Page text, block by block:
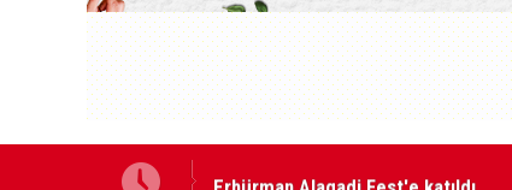
Erhürman Alagadi Fest'e katıldı